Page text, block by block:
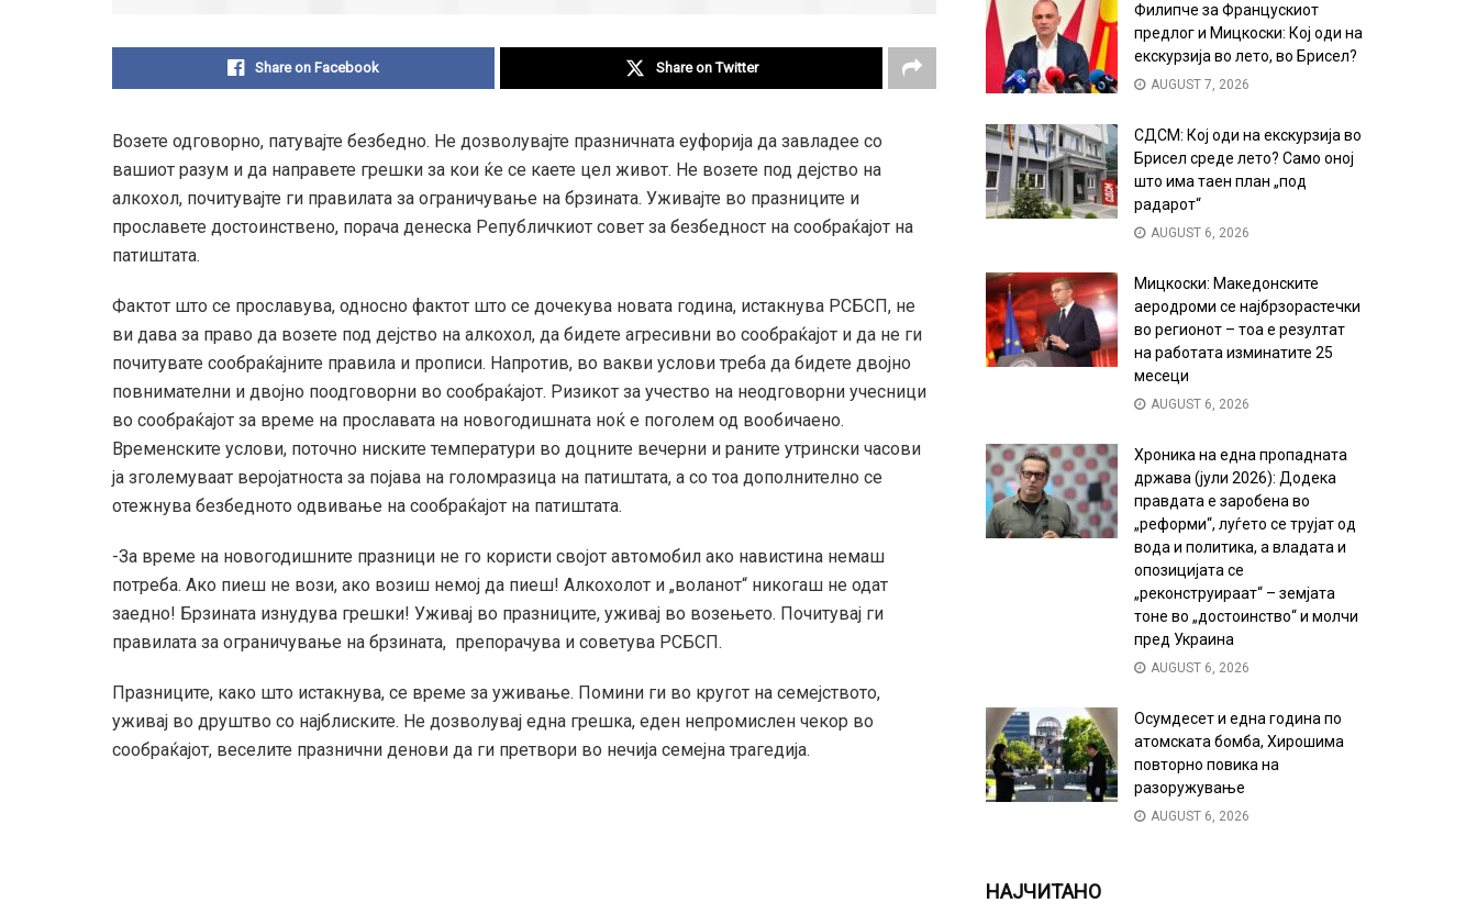
Share on Facebook Share on Twitter
Возете одговорно, патувајте безбедно. Не дозволувајте празничната еуфорија да завладее со
вашиот разум и да направете грешки за кои ќе се каете цел живот. Не возете под дејство на
алкохол, почитувајте ги правилата за ограничување на брзината. Уживајте во празниците и
прославете достоинствено, порача денеска Републичкиот совет за безбедност на сообраќајот на
патиштата.
Фактот што се прославува, односно фактот што се дочекува новата година, истакнува РСБСП, не
ви дава за право да возете под дејство на алкохол, да бидете агресивни во сообраќајот и да не ги
почитувате сообраќајните правила и прописи. Напротив, во вакви услови треба да бидете двојно
повнимателни и двојно поодговорни во сообраќајот. Ризикот за учество на неодговорни учесници
во сообраќајот за време на прославата на новогодишната ноќ е поголем од вообичаено.
Временските услови, поточно ниските температури во доцните вечерни и раните утрински часови
ја зголемуваат веројатноста за појава на голомразица на патиштата, а со тоа дополнително се
отежнува безбедното одвивање на сообраќајот на патиштата.
-За време на новогодишните празници не го користи својот автомобил ако навистина немаш
потреба. Ако пиеш не вози, ако возиш немој да пиеш! Алкохолот и „воланот“ никогаш не одат
заедно! Брзината изнудува грешки! Уживај во празниците, уживај во возењето. Почитувај ги
правилата за ограничување на брзината, препорачува и советува РСБСП.
Празниците, како што истакнува, се време за уживање. Помини ги во кругот на семејството,
уживај во друштво со најблиските. Не дозволувај една грешка, еден непромислен чекор во
сообраќајот, веселите празнични денови да ги претвори во нечија семејна трагедија.
Филипче за Францускиот
предлог и Мицкоски: Кој оди на
екскурзија во лето, во Брисел?
AUGUST 7, 2026
СДСМ: Кој оди на екскурзија во
Брисел среде лето? Само оној
што има таен план „под
радарот“
AUGUST 6, 2026
Мицкоски: Македонските
аеродроми се најбрзорастечки
во регионот – тоа е резултат
на работата изминатите 25
месеци
AUGUST 6, 2026
Хроника на една пропадната
држава (јули 2026): Додека
правдата е заробена во
„реформи“, луѓето се трујат од
вода и политика, а владата и
опозицијата се
„реконструираат“ – земјата
тоне во „достоинство“ и молчи
пред Украина
AUGUST 6, 2026
Осумдесет и една година по
атомската бомба, Хирошима
повторно повика на
разоружување
AUGUST 6, 2026
НАЈЧИТАНО